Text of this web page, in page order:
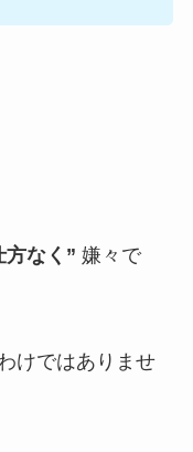
方なく” 嫌々で
けではありませ